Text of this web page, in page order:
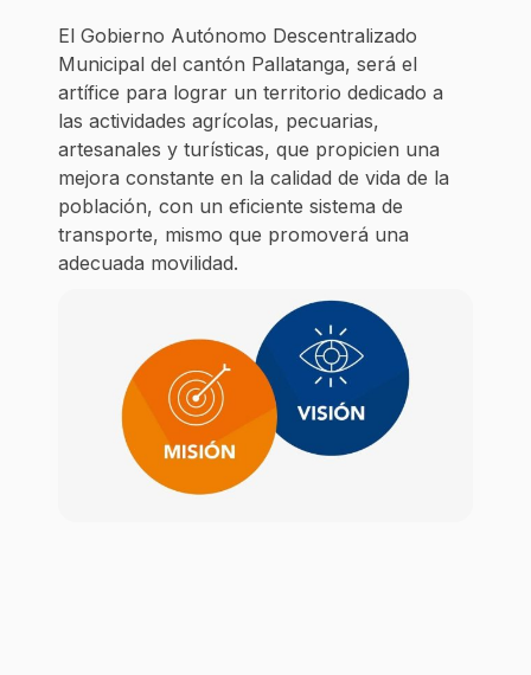
El Gobierno Autónomo Descentralizado
Municipal del cantón Pallatanga, será el
artífice para lograr un territorio dedicado a
las actividades agrícolas, pecuarias,
artesanales y turísticas, que propicien una
mejora constante en la calidad de vida de la
población, con un eficiente sistema de
transporte, mismo que promoverá una
adecuada movilidad.